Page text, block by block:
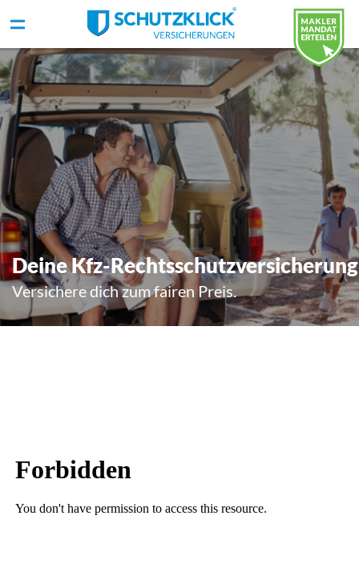
Deine Kfz-Rechtsschutzversicherung
Versichere dich zum fairen Preis.